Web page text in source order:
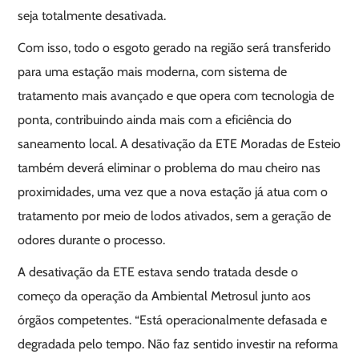
seja totalmente desativada.
Com isso, todo o esgoto gerado na região será transferido
para uma estação mais moderna, com sistema de
tratamento mais avançado e que opera com tecnologia de
ponta, contribuindo ainda mais com a eficiência do
saneamento local. A desativação da ETE Moradas de Esteio
também deverá eliminar o problema do mau cheiro nas
proximidades, uma vez que a nova estação já atua com o
tratamento por meio de lodos ativados, sem a geração de
odores durante o processo.
A desativação da ETE estava sendo tratada desde o
começo da operação da Ambiental Metrosul junto aos
órgãos competentes. “Está operacionalmente defasada e
degradada pelo tempo. Não faz sentido investir na reforma